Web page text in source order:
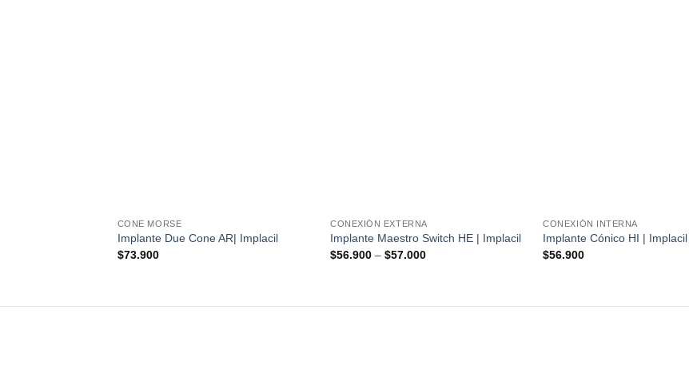
CONE MORSE
Implante Due Cone AR| Implacil
$73.900
CONEXIÓN EXTERNA
Implante Maestro Switch HE | Implacil
$56.900 –$57.000
CONEXIÓN INTERNA
Implante Cónico HI | Implacil
$56.900